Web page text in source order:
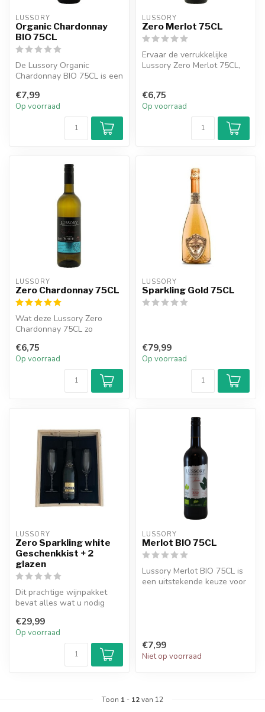
LUSSORY
Organic Chardonnay
BIO 75CL
De Lussory Organic
Chardonnay BIO 75CL is een
moussere...
€7,99
Op voorraad
LUSSORY
Zero Merlot 75CL
Ervaar de verrukkelijke
Lussory Zero Merlot 75CL,
€6,75
Op voorraad
LUSSORY
Zero Chardonnay 75CL
Wat deze Lussory Zero
Chardonnay 75CL zo
unieke proces v...
€6,75
Op voorraad
LUSSORY
Sparkling Gold 75CL
€79,99
Op voorraad
LUSSORY
Zero Sparkling white
Geschenkkist + 2
glazen
Dit prachtige wijnpakket
bevat alles wat u nodig
onvergetelijke e...
€29,99
Op voorraad
LUSSORY
Merlot BIO 75CL
Lussory Merlot BIO 75CL is
een uitstekende keuze voor
€7,99
Niet op voorraad
Toon 1 - 12van 12